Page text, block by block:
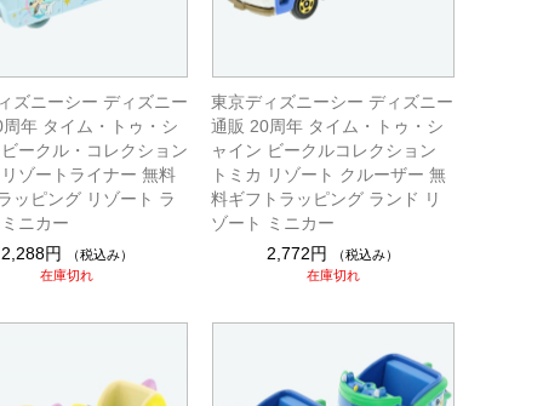
ズニーシー ディズニー
年 タイム・トゥ・シ
ークル・コレクション
ゾートライナー 無料
ッピング リゾート ラ
ニカー
2,288円
（税込み）
在庫切れ
東京ディズニーシー ディズニー
通販 20周年 タイム・トゥ・シ
ャイン ビークルコレクション
トミカ リゾート クルーザー 無
料ギフトラッピング ランド リ
ゾート ミニカー
2,772円
（税込み）
在庫切れ